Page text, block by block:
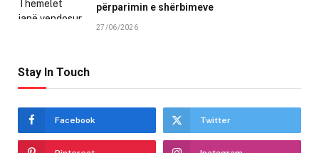
përparimin e shërbimeve
27/06/2026
Stay In Touch
Facebook Twitter